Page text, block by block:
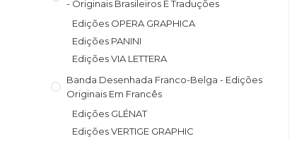
- Originais Brasileiros E Traduções
Edições OPERA GRAPHICA
Edições PANINI
Edições VIA LETTERA
Banda Desenhada Franco-Belga - Edições
Originais Em Francês
Edições GLÉNAT
Edições VERTIGE GRAPHIC